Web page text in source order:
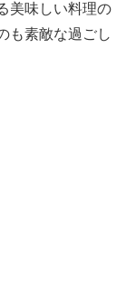
美味しい料理の
も素敵な過ごし